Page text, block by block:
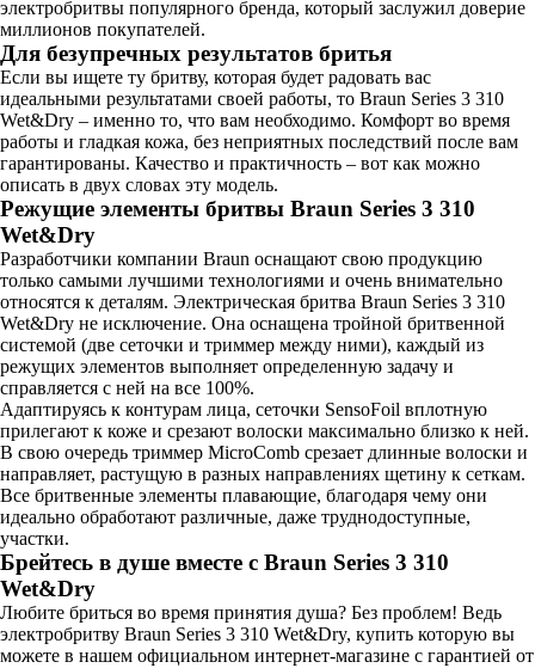
электробритвы популярного бренда, который заслужил доверие
миллионов покупателей.
Для безупречных результатов бритья
Если вы ищете ту бритву, которая будет радовать вас
идеальными результатами своей работы, то Braun Series 3 310
Wet&Dry – именно то, что вам необходимо. Комфорт во время
работы и гладкая кожа, без неприятных последствий после вам
гарантированы. Качество и практичность – вот как можно
описать в двух словах эту модель.
Режущие элементы бритвы Braun Series 3 310
Wet&Dry
Разработчики компании Braun оснащают свою продукцию
только самыми лучшими технологиями и очень внимательно
относятся к деталям. Электрическая бритва Braun Series 3 310
Wet&Dry не исключение. Она оснащена тройной бритвенной
системой (две сеточки и триммер между ними), каждый из
режущих элементов выполняет определенную задачу и
справляется с ней на все 100%.
Адаптируясь к контурам лица, сеточки SensoFoil вплотную
прилегают к коже и срезают волоски максимально близко к ней.
В свою очередь триммер MicroComb срезает длинные волоски и
направляет, растущую в разных направлениях щетину к сеткам.
Все бритвенные элементы плавающие, благодаря чему они
идеально обработают различные, даже труднодоступные,
участки.
Брейтесь в душе вместе с Braun Series 3 310
Wet&Dry
Любите бриться во время принятия душа? Без проблем! Ведь
электробритву Braun Series 3 310 Wet&Dry, купить которую вы
можете в нашем официальном интернет-магазине с гарантией от